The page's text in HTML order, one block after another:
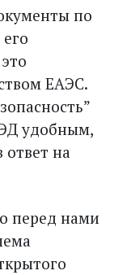
по
ЕАЭС.
удобным,
на
перед нами